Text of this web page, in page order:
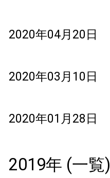
2020年04月20日
2020年03月10日
2020年01月28日
2019年 (一覧)